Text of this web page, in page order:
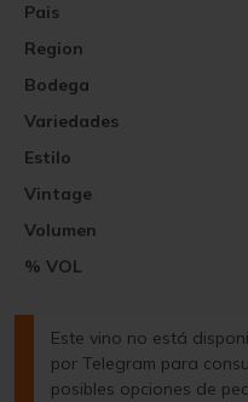
Pais
Vintage
Region
Volumen
Bodega
% VOL
Variedades
Estilo
Este vino no está
por Telegram para
posibles opciones de